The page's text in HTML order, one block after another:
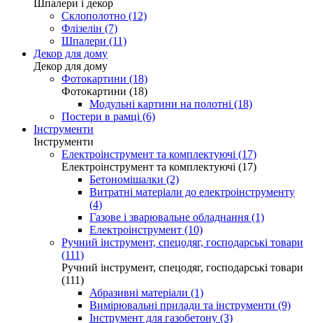
Шпалери і декор
Склополотно (12)
Флізелін (7)
Шпалери (11)
Декор для дому
Декор для дому
Фотокартини (18)
Фотокартини (18)
Модульні картини на полотні (18)
Постери в рамці (6)
Інструменти
Інструменти
Електроінструмент та комплектуючі (17)
Електроінструмент та комплектуючі (17)
Бетономішалки (2)
Витратні матеріали до електроінструменту
(4)
Газове і зварювальне обладнання (1)
Електроінструмент (10)
Ручний інструмент, спецодяг, господарські товари
(111)
Ручний інструмент, спецодяг, господарські товари
(111)
Абразивні матеріали (1)
Вимірювальні прилади та інструменти (9)
Інструмент для газобетону (3)